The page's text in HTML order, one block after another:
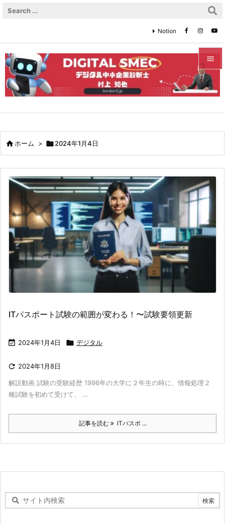


メニュ


次へ

検索
Notion
ホーム > 2024年1月4日
ITパスポート試験の範囲が変わる！〜試験要領更新
 2024年1月4日  デジタル
 2024年1月8日
解説動画 試験の受験経歴 1996年の大学に２年生の時に、情報処理２
種試験を初めて受けて、 ...
記事を読む ITパスポ ...